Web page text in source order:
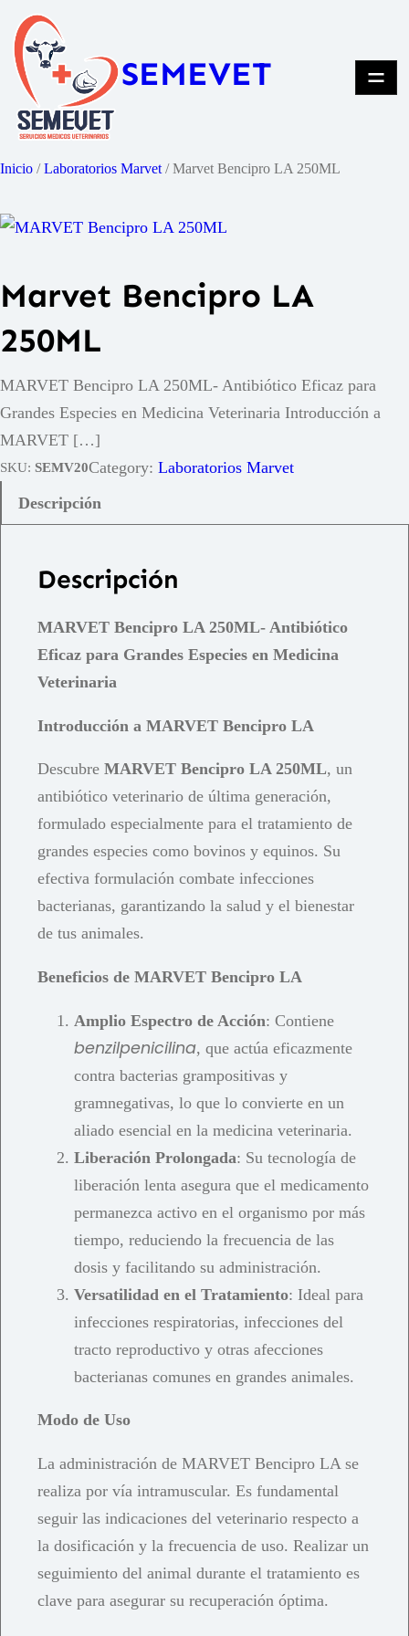
Saltar
contenido
SEMEVET
Inicio /Laboratorios Marvet / Marvet Bencipro LA 250ML
Marvet Bencipro LA
250ML
MARVET Bencipro LA 250ML- Antibiótico Eficaz para
Grandes Especies en Medicina Veterinaria Introducción a
MARVET […]
SKU: SEMV20Category: Laboratorios Marvet
Descripción
Descripción
MARVET Bencipro LA 250ML- Antibiótico
Eficaz para Grandes Especies en Medicina
Veterinaria
Introducción a MARVET Bencipro LA
Descubre MARVET Bencipro LA 250ML, un
antibiótico veterinario de última generación,
formulado especialmente para el tratamiento de
grandes especies como bovinos y equinos. Su
efectiva formulación combate infecciones
bacterianas, garantizando la salud y el bienestar
de tus animales.
Beneficios de MARVET Bencipro LA
Amplio Espectro de Acción: Contiene
benzilpenicilina, que actúa eficazmente
contra bacterias grampositivas y
gramnegativas, lo que lo convierte en un
aliado esencial en la medicina veterinaria.
Liberación Prolongada: Su tecnología de
liberación lenta asegura que el medicamento
permanezca activo en el organismo por más
tiempo, reduciendo la frecuencia de las
dosis y facilitando su administración.
Versatilidad en el Tratamiento: Ideal para
infecciones respiratorias, infecciones del
tracto reproductivo y otras afecciones
bacterianas comunes en grandes animales.
Modo de Uso
La administración de MARVET Bencipro LA se
realiza por vía intramuscular. Es fundamental
seguir las indicaciones del veterinario respecto a
la dosificación y la frecuencia de uso. Realizar un
seguimiento del animal durante el tratamiento es
clave para asegurar su recuperación óptima.